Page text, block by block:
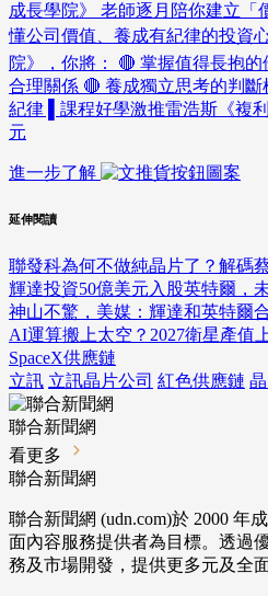
成長學院》 老師逐月陪你建立「
懂公司價值、養成有紀律的投資
院》，你將： 🔴 掌握值得長抱
合理關係 🔴 養成獨立思考的判
紀律 ▌課程好學激推雷浩斯《複
元
進一步了解
延伸閱讀
聯發科為何不做純晶片了？解碼
輝達投資50億美元入股英特爾，
神山不驚，美媒：輝達和英特爾
AI運算搬上太空？2027衛星產值
SpaceX供應鏈
立訊 立訊晶片公司 紅色供應鏈
聯合新聞網
看更多
聯合新聞網
聯合新聞網 (udn.com)於 2000 年
面內容服務提供者為目標。透過
務及市場開發，提供更多元及全